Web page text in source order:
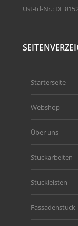
Ust-Id-Nr.: DE
Starterseite
Webshop
Über uns
Stuckarbeiten
Stuckleisten
Fassadenstuck